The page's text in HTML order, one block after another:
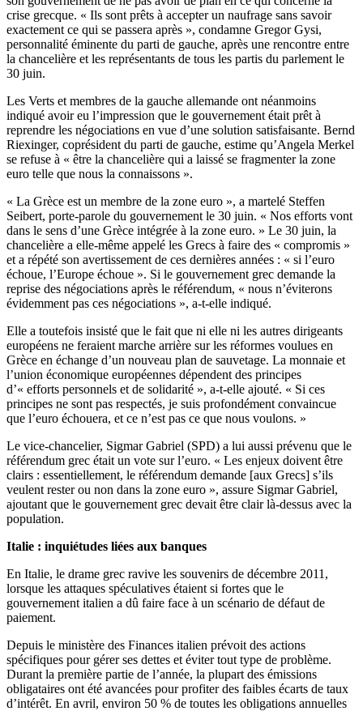
crise grecque. « Ils sont prêts à accepter un naufrage sans savoir
exactement ce qui se passera après », condamne Gregor Gysi,
personnalité éminente du parti de gauche, après une rencontre entre
la chancelière et les représentants de tous les partis du parlement le
30 juin.
Les Verts et membres de la gauche allemande ont néanmoins
indiqué avoir eu l’impression que le gouvernement était prêt à
reprendre les négociations en vue d’une solution satisfaisante. Bernd
Riexinger, coprésident du parti de gauche, estime qu’Angela Merkel
se refuse à « être la chancelière qui a laissé se fragmenter la zone
euro telle que nous la connaissons ».
« La Grèce est un membre de la zone euro », a martelé Steffen
Seibert, porte-parole du gouvernement le 30 juin. « Nos efforts vont
dans le sens d’une Grèce intégrée à la zone euro. » Le 30 juin, la
chancelière a elle-même appelé les Grecs à faire des « compromis »
et a répété son avertissement de ces dernières années : « si l’euro
échoue, l’Europe échoue ». Si le gouvernement grec demande la
reprise des négociations après le référendum, « nous n’éviterons
évidemment pas ces négociations », a-t-elle indiqué.
Elle a toutefois insisté que le fait que ni elle ni les autres dirigeants
européens ne feraient marche arrière sur les réformes voulues en
Grèce en échange d’un nouveau plan de sauvetage. La monnaie et
l’union économique européennes dépendent des principes
d’« efforts personnels et de solidarité », a-t-elle ajouté. « Si ces
principes ne sont pas respectés, je suis profondément convaincue
que l’euro échouera, et ce n’est pas ce que nous voulons. »
Le vice-chancelier, Sigmar Gabriel (SPD) a lui aussi prévenu que le
référendum grec était un vote sur l’euro. « Les enjeux doivent être
clairs : essentiellement, le référendum demande [aux Grecs] s’ils
veulent rester ou non dans la zone euro », assure Sigmar Gabriel,
ajoutant que le gouvernement grec devait être clair là-dessus avec la
population.
Italie : inquiétudes liées aux banques
En Italie, le drame grec ravive les souvenirs de décembre 2011,
lorsque les attaques spéculatives étaient si fortes que le
gouvernement italien a dû faire face à un scénario de défaut de
paiement.
Depuis le ministère des Finances italien prévoit des actions
spécifiques pour gérer ses dettes et éviter tout type de problème.
Durant la première partie de l’année, la plupart des émissions
obligataires ont été avancées pour profiter des faibles écarts de taux
d’intérêt. En avril, environ 50 % de toutes les obligations annuelles